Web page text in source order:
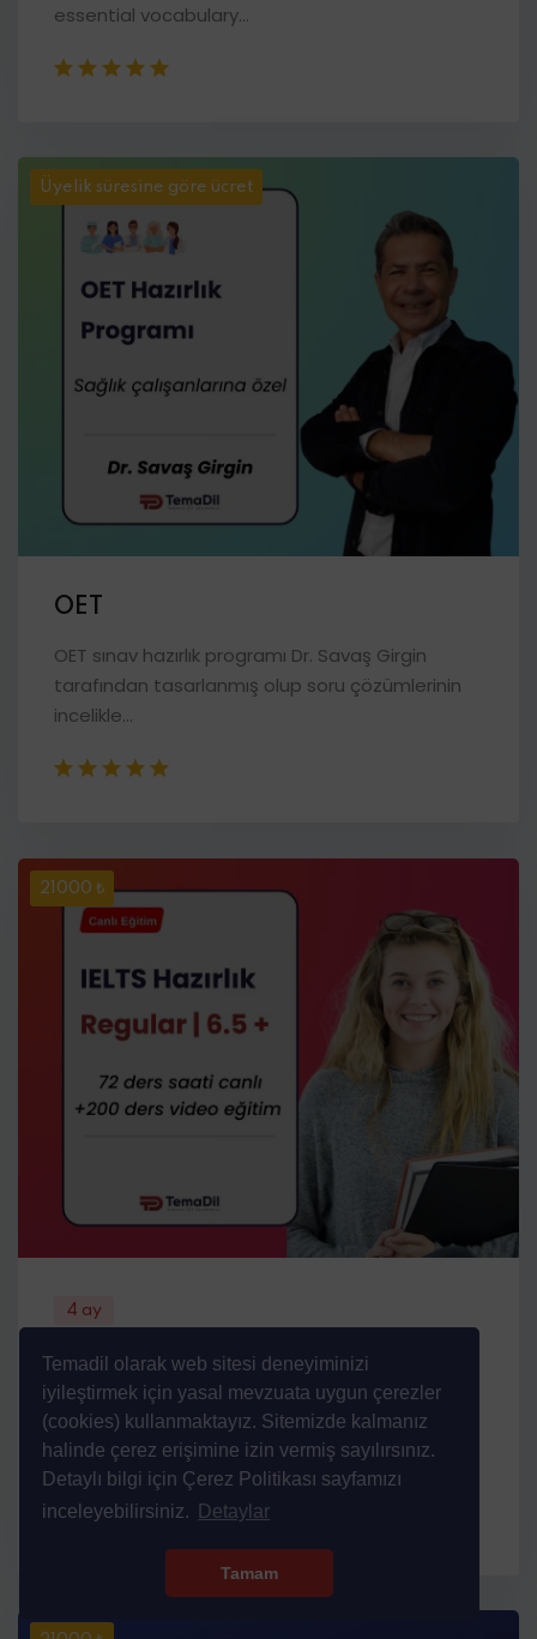
Temadil olarak web sitesi deneyiminizi
iyileştirmek için yasal mevzuata uygun çerezler
(cookies) kullanmaktayız. Sitemizde kalmanız
halinde çerez erişimine izin vermiş sayılırsınız.
Detaylı bilgi için Çerez Politikası sayfamızı
inceleyebilirsiniz.
Detaylar
Tamam
essential vocabulary...
Üyelik süresine göre ücret
OET
OET sınav hazırlık programı Dr. Savaş Girgin
tarafından tasarlanmış olup soru çözümlerinin
incelikle...
21000 ₺
4 ay
IELTS
Online IELTS Kursu kısa sürede sınavdan
istediğiniz skoru alabilmenizi sağlayacak şekilde
tasarlanmı...